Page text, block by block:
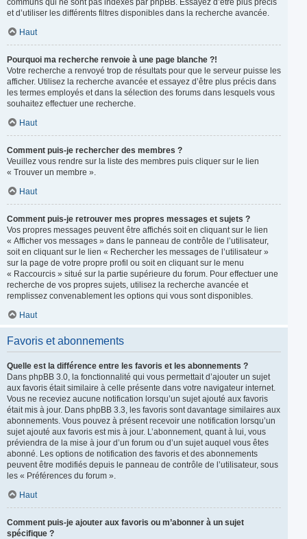
communs qui ne sont pas indexés par phpBB. Essayez d’être plus précis
et d’utiliser les différents filtres disponibles dans la recherche avancée.
Haut
Pourquoi ma recherche renvoie à une page blanche ?!
Votre recherche a renvoyé trop de résultats pour que le serveur puisse les
afficher. Utilisez la recherche avancée et essayez d’être plus précis dans
les termes employés et dans la sélection des forums dans lesquels vous
souhaitez effectuer une recherche.
Haut
Comment puis-je rechercher des membres ?
Veuillez vous rendre sur la liste des membres puis cliquer sur le lien
« Trouver un membre ».
Haut
Comment puis-je retrouver mes propres messages et sujets ?
Vos propres messages peuvent être affichés soit en cliquant sur le lien
« Afficher vos messages » dans le panneau de contrôle de l’utilisateur,
soit en cliquant sur le lien « Rechercher les messages de l’utilisateur »
sur la page de votre propre profil ou soit en cliquant sur le menu
« Raccourcis » situé sur la partie supérieure du forum. Pour effectuer une
recherche de vos propres sujets, utilisez la recherche avancée et
remplissez convenablement les options qui vous sont disponibles.
Haut
Favoris et abonnements
Quelle est la différence entre les favoris et les abonnements ?
Dans phpBB 3.0, la fonctionnalité qui vous permettait d’ajouter un sujet
aux favoris était similaire à celle présente dans votre navigateur internet.
Vous ne receviez aucune notification lorsqu’un sujet ajouté aux favoris
était mis à jour. Dans phpBB 3.3, les favoris sont davantage similaires aux
abonnements. Vous pouvez à présent recevoir une notification lorsqu’un
sujet ajouté aux favoris est mis à jour. L’abonnement, quant à lui, vous
préviendra de la mise à jour d’un forum ou d’un sujet auquel vous êtes
abonné. Les options de notification des favoris et des abonnements
peuvent être modifiés depuis le panneau de contrôle de l’utilisateur, sous
les « Préférences du forum ».
Haut
Comment puis-je ajouter aux favoris ou m’abonner à un sujet
spécifique ?